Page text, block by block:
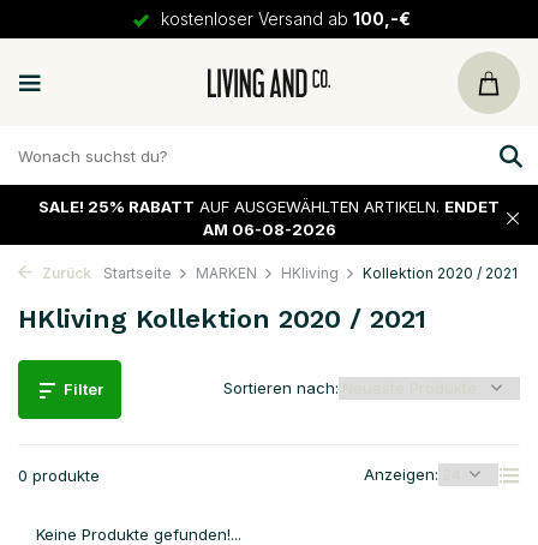
kostenloser Versand ab 100,-€
SALE! 25% RABATT AUF AUSGEWÄHLTEN ARTIKELN. ENDET
AM 06-08-2026
Zurück Startseite MARKEN HKliving Kollektion 2020 / 2021
HKliving Kollektion 2020 / 2021
Filter
0 produkte Anzeigen:
Sortieren nach:
Keine Produkte gefunden!...